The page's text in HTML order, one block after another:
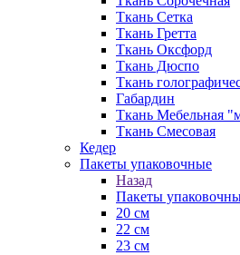
Ткань Сетка
Ткань Гретта
Ткань Оксфорд
Ткань Дюспо
Ткань
Габардин
Ткань Мебельная
Ткань Смесовая
Кедер
Пакеты упаковочные
Назад
Пакеты
20 см
22 см
23 см